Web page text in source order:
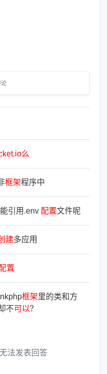
论
么
框架程序中
能引用.env 配置文件呢
建多应用
置
框架里的类和方
不可以？
法发表回答